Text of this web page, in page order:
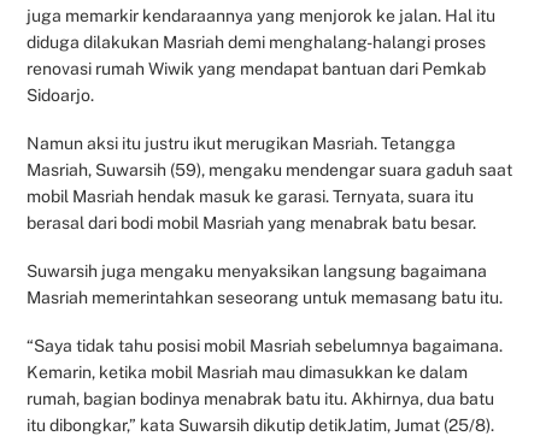
juga memarkir kendaraannya yang menjorok ke jalan. Hal itu
diduga dilakukan Masriah demi menghalang-halangi proses
renovasi rumah Wiwik yang mendapat bantuan dari Pemkab
Sidoarjo.
Namun aksi itu justru ikut merugikan Masriah. Tetangga
Masriah, Suwarsih (59), mengaku mendengar suara gaduh saat
mobil Masriah hendak masuk ke garasi. Ternyata, suara itu
berasal dari bodi mobil Masriah yang menabrak batu besar.
Suwarsih juga mengaku menyaksikan langsung bagaimana
Masriah memerintahkan seseorang untuk memasang batu itu.
“Saya tidak tahu posisi mobil Masriah sebelumnya bagaimana.
Kemarin, ketika mobil Masriah mau dimasukkan ke dalam
rumah, bagian bodinya menabrak batu itu. Akhirnya, dua batu
itu dibongkar,” kata Suwarsih dikutip detikJatim, Jumat (25/8).